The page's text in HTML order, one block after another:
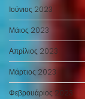
Ιούνιος 2023
Μάιος 2023
Απρίλιος 2023
Μάρτιος 2023
Φεβρουάριος 2023